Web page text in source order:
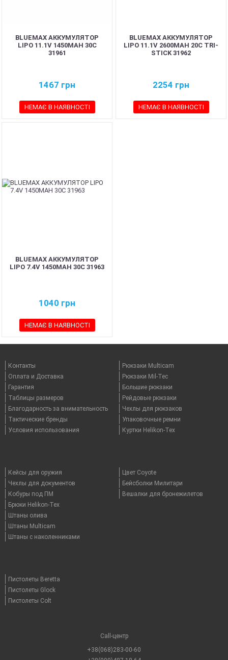
BLUEMAX АККУМУЛЯТОР
LIPO 11.1V 1450MAH 30C
31961
1467 грн
НЕМАЄ В НАЯВНОСТІ
BLUEMAX АККУМУЛЯТОР
LIPO 11.1V 2600MAH 20C TRI-
STICK 31962
2254 грн
НЕМАЄ В НАЯВНОСТІ
BLUEMAX АККУМУЛЯТОР
LIPO 7.4V 1450MAH 30C 31963
1040 грн
НЕМАЄ В НАЯВНОСТІ
Контакты
Оплата и Доставка
Гарантия
Таблицы размеров
Благодарность за внимательность
Тактические бренды
Условия использования
Рюкзаки Multicam
Рюкзаки Mil-Tec
Большие рюкзаки
Рейдовые рюкзаки
Чехлы для рюкзаков
Упаковочные ремни
Куртки Helikon-Tex
Кейсы для оружия
Чехлы для документов
Кобуры под ПМ
Брюки Helikon-Tex
Штаны олива
Штаны Multicam
Штаны с наколенниками
Цвет Coyote
Бейсболки Милитари
Вешалки для бронежилетов
Пистолеты Beretta
Пистолеты Glock
Пистолеты Colt
Call-центр
+38(068)283-00-60